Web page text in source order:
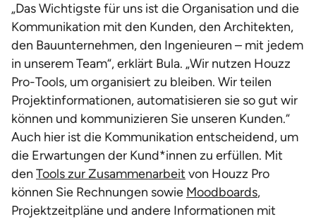
„Das Wichtigste für uns ist die Organisation und die
Kommunikation mit den Kunden, den Architekten,
den Bauunternehmen, den Ingenieuren – mit jedem
in unserem Team“, erklärt Bula. „Wir nutzen Houzz
Pro-Tools, um organisiert zu bleiben. Wir teilen
Projektinformationen, automatisieren sie so gut wir
können und kommunizieren Sie unseren Kunden.“
Auch hier ist die Kommunikation entscheidend, um
die Erwartungen der Kund*innen zu erfüllen. Mit
den Tools zur Zusammenarbeit von Houzz Pro
können Sie Rechnungen sowie Moodboards,
Projektzeitpläne und andere Informationen mit